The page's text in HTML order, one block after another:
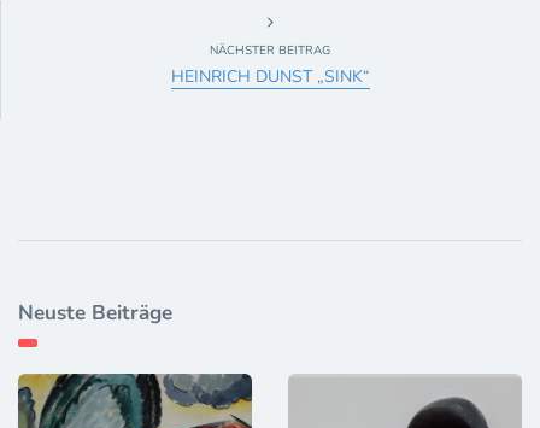
NÄCHSTER BEITRAG
HEINRICH DUNST „SINK“
Neuste Beiträge